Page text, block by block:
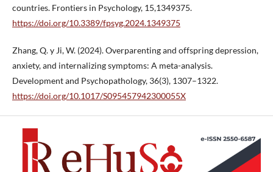
countries. Frontiers in Psychology, 15,1349375.
https://doi.org/10.3389/fpsyg.2024.1349375
Zhang, Q. y Ji, W. (2024). Overparenting and offspring depression,
anxiety, and internalizing symptoms: A meta-analysis.
Development and Psychopathology, 36(3), 1307–1322.
https://doi.org/10.1017/S095457942300055X